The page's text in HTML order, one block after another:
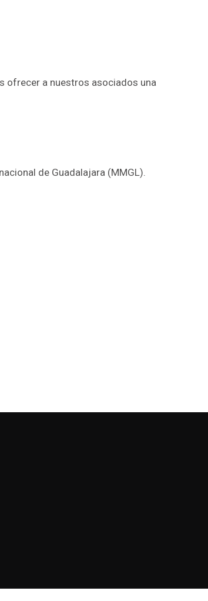
ofrecer a nuestros asociados una
de Guadalajara (MMGL).